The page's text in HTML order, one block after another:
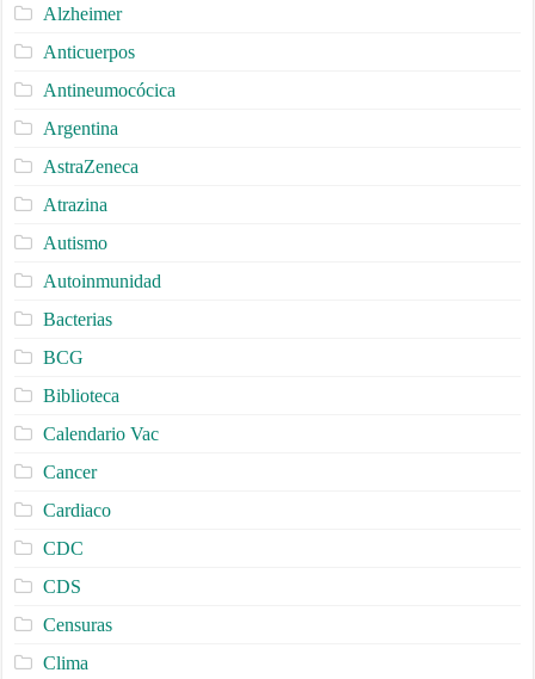
Alzheimer
Anticuerpos
Antineumocócica
Argentina
AstraZeneca
Atrazina
Autismo
Autoinmunidad
Bacterias
BCG
Biblioteca
Calendario Vac
Cancer
Cardiaco
CDC
CDS
Censuras
Clima